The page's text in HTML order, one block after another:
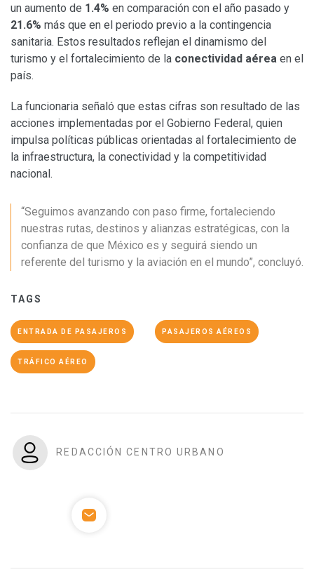
un aumento de 1.4% en comparación con el año pasado y
21.6% más que en el periodo previo a la contingencia
sanitaria. Estos resultados reflejan el dinamismo del
turismo y el fortalecimiento de la conectividad aérea en el
país.
La funcionaria señaló que estas cifras son resultado de las
acciones implementadas por el Gobierno Federal, quien
impulsa políticas públicas orientadas al fortalecimiento de
la infraestructura, la conectividad y la competitividad
nacional.
“Seguimos avanzando con paso firme, fortaleciendo
nuestras rutas, destinos y alianzas estratégicas, con la
confianza de que México es y seguirá siendo un
referente del turismo y la aviación en el mundo”, concluyó.
TAGS
ENTRADA DE PASAJEROS PASAJEROS AÉREOS
TRÁFICO AÉREO
REDACCIÓN CENTRO URBANO